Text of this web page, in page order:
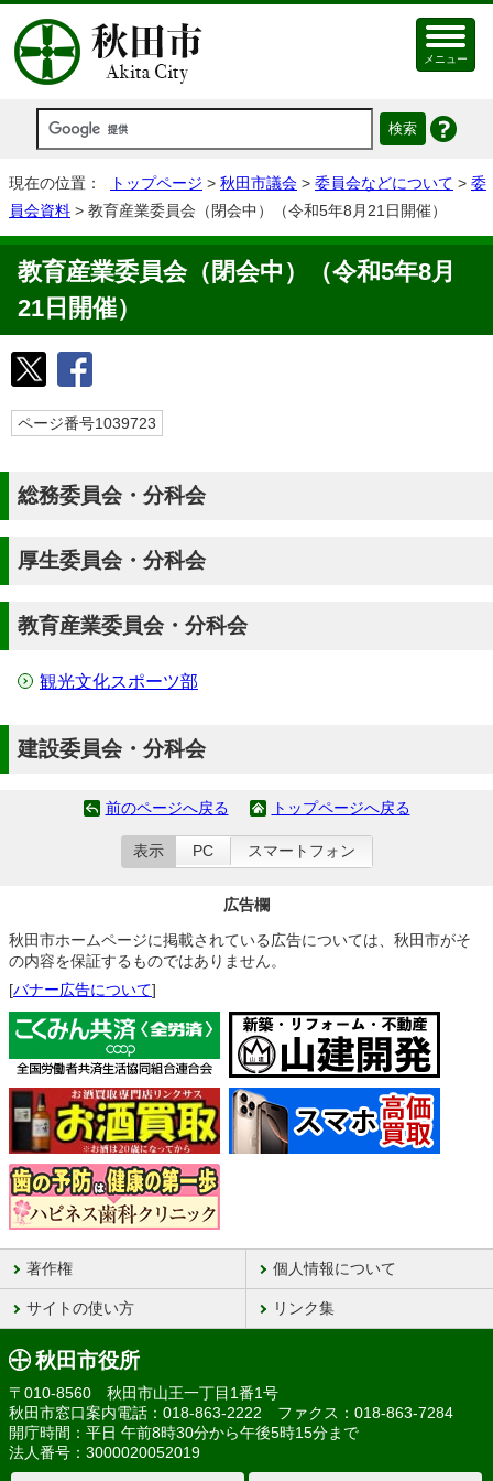
メニュー
現在の位置： トップページ > 秋田市議会 > 委員会などについて > 委
員会資料 > 教育産業委員会（閉会中）（令和5年8月21日開催）
教育産業委員会（閉会中）（令和5年8月
21日開催）
ページ番号1039723
総務委員会・分科会
厚生委員会・分科会
教育産業委員会・分科会
観光文化スポーツ部
建設委員会・分科会
前のページへ戻る トップページへ戻る
表示 PC スマートフォン
広告欄
秋田市ホームページに掲載されている広告については、秋田市がそ
の内容を保証するものではありません。
[バナー広告について]
著作権 個人情報について
サイトの使い方 リンク集
秋田市役所
〒010-8560 秋田市山王一丁目1番1号
秋田市窓口案内電話：018-863-2222 ファクス：018-863-7284
開庁時間：平日 午前8時30分から午後5時15分まで
法人番号：3000020052019